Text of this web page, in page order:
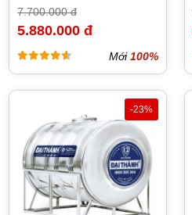
7.700.000 đ
5.880.000 đ
Mới100%
-23%